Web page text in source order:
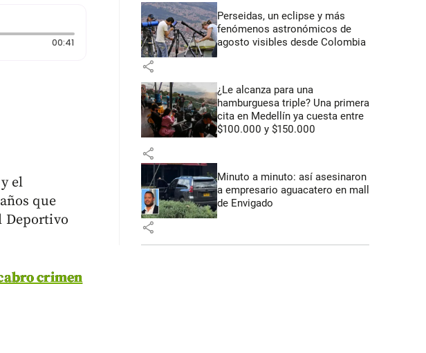
00:41Duración: 41 segundos
el
que
Deportivo
crimen
Perseidas, un eclipse y más
fenómenos astronómicos de
agosto visibles desde Colombia
share
¿Le alcanza para una
hamburguesa triple? Una primera
cita en Medellín ya cuesta entre
$100.000 y $150.000
share
Minuto a minuto: así asesinaron
a empresario aguacatero en mall
de Envigado
share